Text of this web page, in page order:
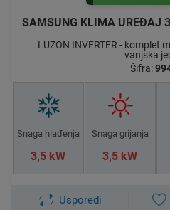
Kompletnu ponudu i cijene
pogledajte
SAMSUNG KLIMA UREĐAJ
LUZON INVERTER - komplet
vanjska
Šifra:
Snaga hlađenja
3,5 kW
Snaga grijanja
3,5 kW
Usporedi